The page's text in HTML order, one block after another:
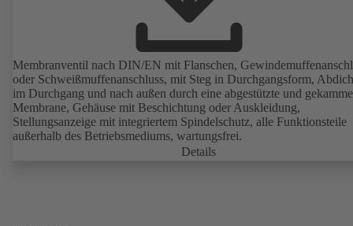
Membranventil nach DIN/EN mit Flanschen,
oder Schweißmuffenanschluss, mit Steg in Durchgangsform,
im Durchgang und nach außen durch eine abgestützte und
Membrane, Gehäuse mit Beschichtung oder Auskleidung,
Stellungsanzeige mit integriertem Spindelschutz, alle Funktionsteile
außerhalb des Betriebsmediums, wartungsfrei.
Details